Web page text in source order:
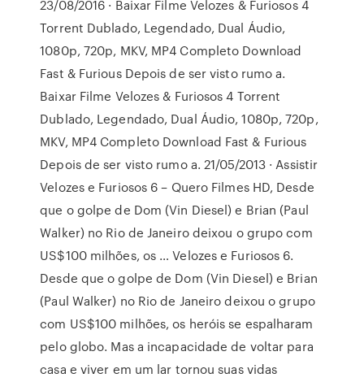
23/08/2016 · Baixar Filme Velozes & Furiosos 4
Torrent Dublado, Legendado, Dual Áudio,
1080p, 720p, MKV, MP4 Completo Download
Fast & Furious Depois de ser visto rumo a.
Baixar Filme Velozes & Furiosos 4 Torrent
Dublado, Legendado, Dual Áudio, 1080p, 720p,
MKV, MP4 Completo Download Fast & Furious
Depois de ser visto rumo a. 21/05/2013 · Assistir
Velozes e Furiosos 6 – Quero Filmes HD, Desde
que o golpe de Dom (Vin Diesel) e Brian (Paul
Walker) no Rio de Janeiro deixou o grupo com
US$100 milhões, os … Velozes e Furiosos 6.
Desde que o golpe de Dom (Vin Diesel) e Brian
(Paul Walker) no Rio de Janeiro deixou o grupo
com US$100 milhões, os heróis se espalharam
pelo globo. Mas a incapacidade de voltar para
casa e viver em um lar tornou suas vidas